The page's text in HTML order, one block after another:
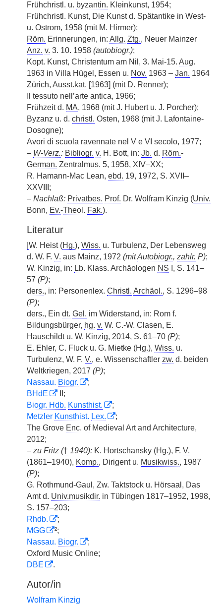
Frühchristl. u. byzantin. Kleinkunst, 1954;
Frühchristl. Kunst, Die Kunst d. Spätantike in West-
u. Ostrom, 1958 (mit M. Hirmer);
Röm. Erinnerungen, in: Allg. Ztg., Neuer Mainzer
Anz. v. 3. 10. 1958 (autobiogr.);
Kopt. Kunst, Christentum am Nil, 3. Mai-15. Aug.
1963 in Villa Hügel, Essen u. Nov. 1963 – Jan. 1964
Zürich, Ausst.kat. [1963] (mit D. Renner);
Il tessuto nell’arte antica, 1966;
Frühzeit d. MA, 1968 (mit J. Hubert u. J. Porcher);
Byzanz u. d. christl. Osten, 1968 (mit J. Lafontaine-
Dosogne);
Avori di scuola ravennate nel V e VI secolo, 1977;
– W-Verz.: Bibliogr. v. H. Bott, in: Jb. d. Röm.-
German. Zentralmus. 5, 1958, XIV–XX;
R. Hamann-Mac Lean, ebd. 19, 1972, S. XVII–
XXVIII;
– Nachlaß: Privatbes. Prof. Dr. Wolfram Kinzig (Univ.
Bonn, Ev.-Theol. Fak.).
Literatur
W. Heist (Hg.), Wiss. u. Turbulenz, Der Lebensweg
d. W. F. V. aus Mainz, 1972 (mitAutobiogr., zahlr. P);
W. Kinzig, in: Lb. Klass. Archäologen NS I, S. 141–
57 (P);
ders., in: Personenlex. Christl. Archäol., S. 1296–98
(P);
ders., Ein dt. Gel. im Widerstand, in: Rom f.
Bildungsbürger, hg. v. W. C.-W. Clasen, E.
Hauschildt u. W. Kinzig, 2014, S. 61–70 (P);
E. Ehler, C. Fluck u. G. Mietke (Hg.), Wiss. u.
Turbulenz, W. F. V., e. Wissenschaftler zw. d. beiden
Weltkriegen, 2017 (P);
Nassau. Biogr.
;
BHdE
II;
Biogr. Hdb. Kunsthist.
;
Metzler Kunsthist. Lex.
;
The Grove Enc. ofMedieval Art and Architecture,
2012;
– zu Fritz († 1940): K. Hortschansky (Hg.), F. V.
(1861–1940), Komp., Dirigent u. Musikwiss., 1987
(P);
G. Rothmund-Gaul, Zw. Taktstock u. Hörsaal, Das
Amt d. Univ.musikdir. in Tübingen 1817–1952, 1998,
S. 157–203;
Rhdb.
;
MGG
²;
Nassau. Biogr.
;
Oxford Music Online;
DBE
.
Autor/in
Wolfram Kinzig